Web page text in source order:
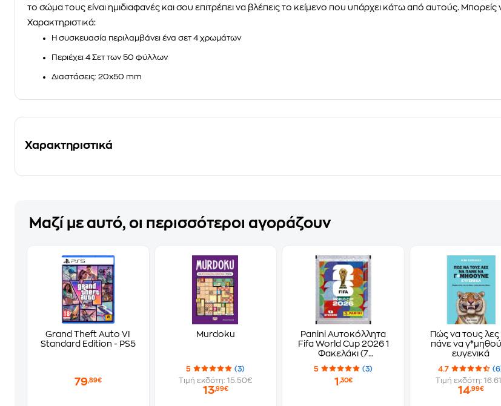
το σώμα τους είναι ημιδιαφανές και σου επιτρέπει να βλέπεις το κείμενο που υπάρχει κάτω από αυτούς. Μπορείς
Χαρακτηριστικά:
Η συσκευασία περιλαμβάνει ένα σετ 4 χρωμάτων
Περιέχει 4 Σετ των 50 φύλλων
Διαστάσεις: 20x50 mm
Χαρακτηριστικά
Μαζί με αυτό, οι περισσότεροι αγοράζουν
Grand Theft Auto VI
Standard Edition - PS5
79,89€
Murdoku
5
(3)
Τιμή εκδότη: 15.50€
13,99€
Panini Αυτοκόλλητα
Fifa World Cup 2026 1
Φακελάκι (7
Αυτοκόλλητα)
5 (3)
1 ,30€
Πώς να τους λες
πάνε να
ευγενικά
4.7
Τιμή εκδότη:
14,99€